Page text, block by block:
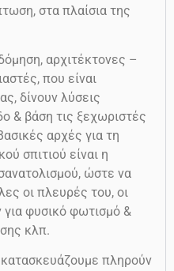
στα πλαίσια της
αρχιτέκτονες –
που είναι
δίνουν λύσεις
& βάση τις ξεχωριστές
αρχές για τη
σπιτιού είναι η
ώστε να
οι πλευρές του, οι
φυσικό φωτισμό &
κλπ.
κατασκευάζουμε πληρούν